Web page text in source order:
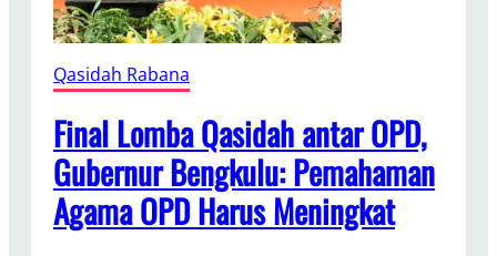
r
i
S
e
a
n
g
a
Qasidah Rabana
Final Lomba Qasidah antar OPD,
Gubernur Bengkulu: Pemahaman
Agama OPD Harus Meningkat